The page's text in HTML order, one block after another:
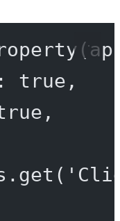
true ,
,
. get (